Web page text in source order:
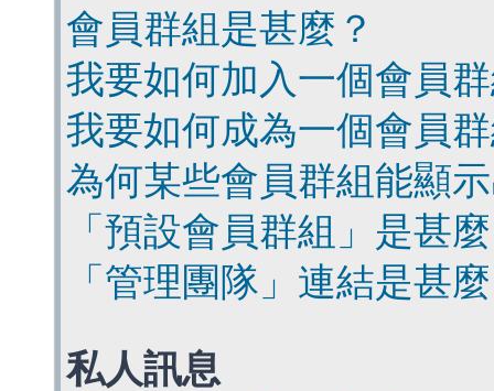
會員群組是甚麼？
我要如何加入一個會員
我要如何成為一個會員
為何某些會員群組能顯
「預設會員群組」是甚
「管理團隊」連結是甚
私人訊息